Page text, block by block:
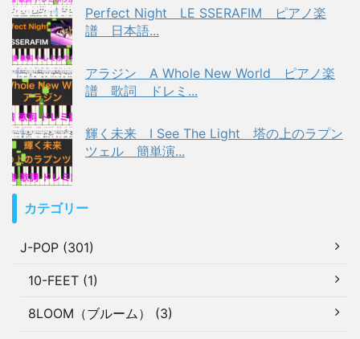
Perfect Night LE SSERAFIM ピアノ楽
譜 日本語...
アラジン A Whole New World ピアノ楽
譜 歌詞 ドレミ...
輝く未来 I See The Light 塔の上のラプン
ツェル 簡単演...
カテゴリー
J-POP (301)
10-FEET (1)
8LOOM（ブルーム） (3)